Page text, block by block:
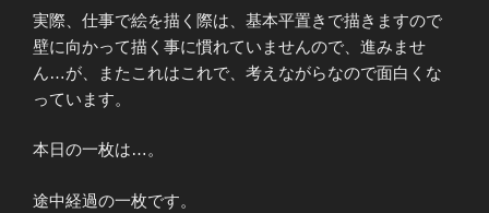
実際、仕事で絵を描く際は、基本平置きで描きますので
壁に向かって描く事に慣れていませんので、進みませ
ん…が、またこれはこれで、考えながらなので面白くな
っています。
本日の一枚は…。
途中経過の一枚です。